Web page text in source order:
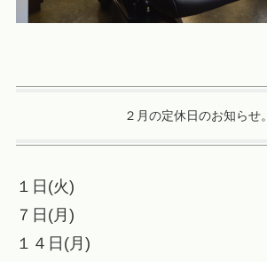
２月の定休日のお知らせ。
１日(火)
７日(月)
１４日(月)